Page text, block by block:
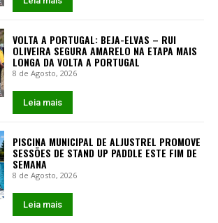
VOLTA A PORTUGAL: BEJA-ELVAS – RUI
OLIVEIRA SEGURA AMARELO NA ETAPA MAIS
LONGA DA VOLTA A PORTUGAL
8 de Agosto, 2026
Leia mais
PISCINA MUNICIPAL DE ALJUSTREL PROMOVE
SESSÕES DE STAND UP PADDLE ESTE FIM DE
SEMANA
8 de Agosto, 2026
Leia mais